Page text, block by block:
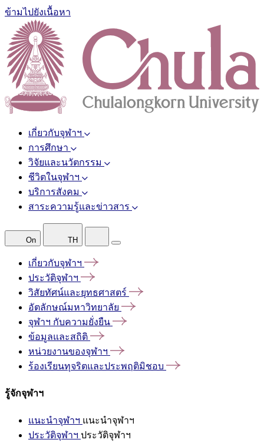
ข้ามไปยังเนื้อหา
เกี่ยวกับจุฬาฯ
การศึกษา
วิจัยและนวัตกรรม
ชีวิตในจุฬาฯ
บริการสังคม
สาระความรู้และข่าวสาร
On TH
เกี่ยวกับจุฬาฯ
ประวัติจุฬาฯ
วิสัยทัศน์และยุทธศาสตร์
อัตลักษณ์มหาวิทยาลัย
จุฬาฯ กับความยั่งยืน
ข้อมูลและสถิติ
หน่วยงานของจุฬาฯ
ร้องเรียนทุจริตและประพฤติมิชอบ
รู้จักจุฬาฯ
แนะนำจุฬาฯ แนะนำจุฬาฯ
ประวัติจุฬาฯ ประวัติจุฬาฯ